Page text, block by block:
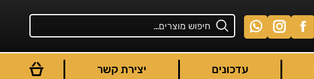
עדכונים יצירת קשר